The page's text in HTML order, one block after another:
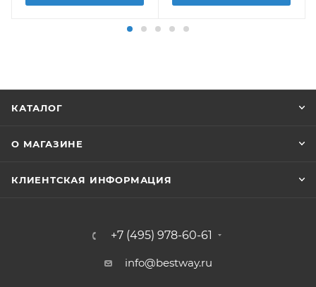
КАТАЛОГ
О МАГАЗИНЕ
КЛИЕНТСКАЯ ИНФОРМАЦИЯ
+7 (495) 978-60-61
info@bestway.ru